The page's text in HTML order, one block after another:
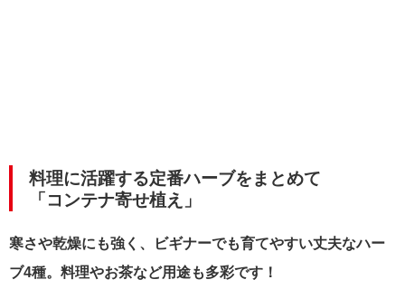
料理に活躍する定番ハーブをまとめて
「コンテナ寄せ植え」
寒さや乾燥にも強く、ビギナーでも育てやすい丈夫なハー
ブ4種。料理やお茶など用途も多彩です！